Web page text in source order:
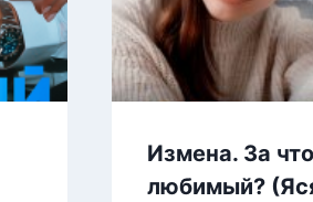
Измена. За
любимый?